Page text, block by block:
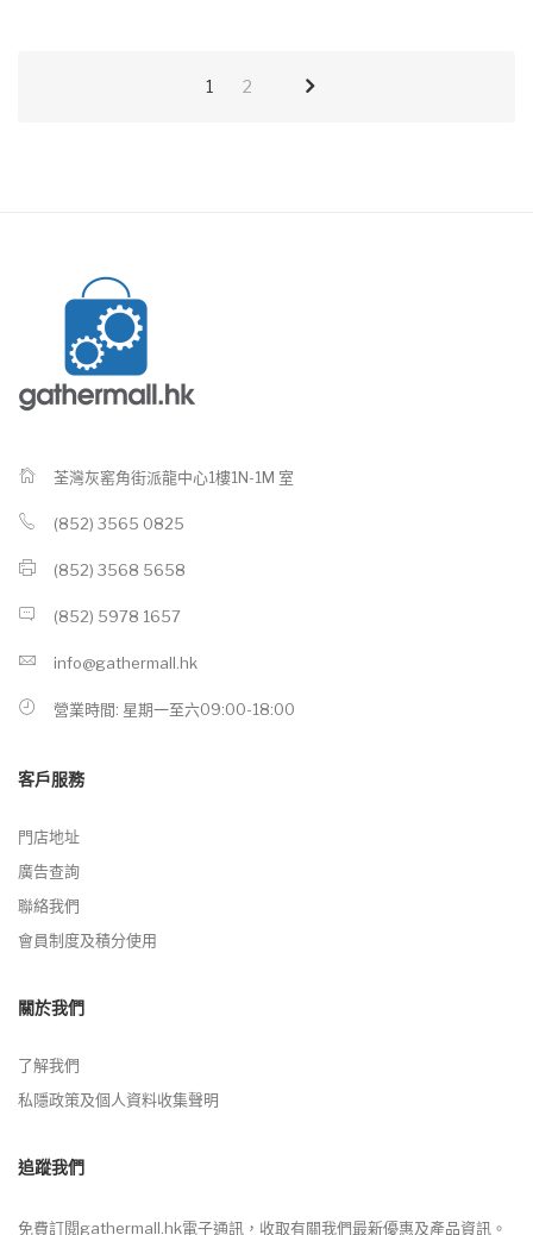
1 2
荃灣灰窰角街派龍中心1樓1N-1M 室
(852) 3565 0825
(852) 3568 5658
(852) 5978 1657
info@gathermall.hk
營業時間: 星期一至六09:00-18:00
客戶服務
門店地址
廣告查詢
聯絡我們
會員制度及積分使用
關於我們
了解我們
私隱政策及個人資料收集聲明
追蹤我們
免費訂閱gathermall.hk電子通訊，收取有關我們最新優惠及產品資訊。